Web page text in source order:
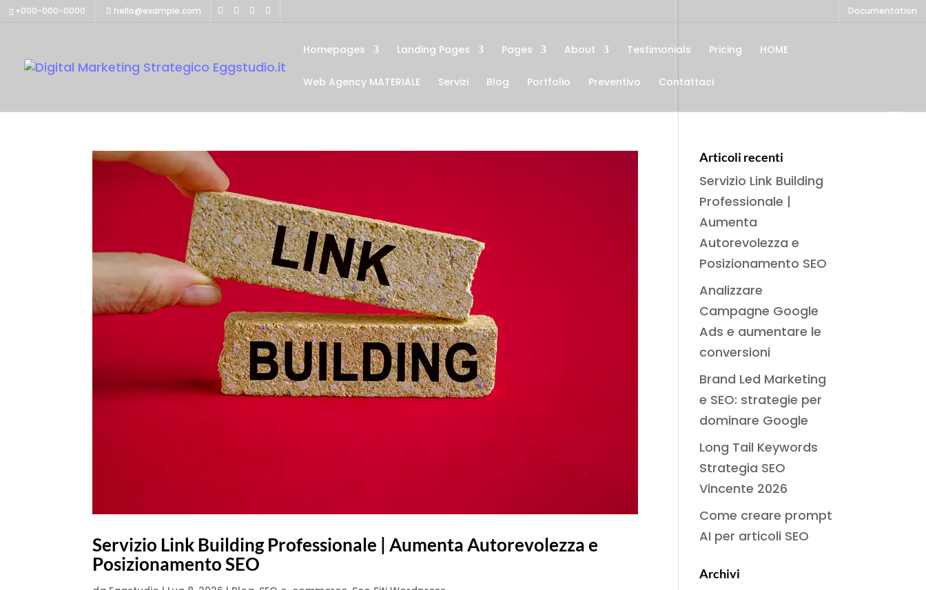
+000-000-0000 hello@example.com Documentation
Homepages Landing Pages Pages About Testimonials Pricing HOME
Web Agency MATERIALE Servizi Blog Portfolio Preventivo Contattaci
Servizio Link Building Professionale | Aumenta Autorevolezza e
Posizionamento SEO
Articoli recenti
Servizio Link Building
Professionale |
Aumenta
Autorevolezza e
Posizionamento SEO
Analizzare
Campagne Google
Ads e aumentare le
conversioni
Brand Led Marketing
e SEO: strategie per
dominare Google
Long Tail Keywords
Strategia SEO
Vincente 2026
Come creare prompt
AI per articoli SEO
Archivi